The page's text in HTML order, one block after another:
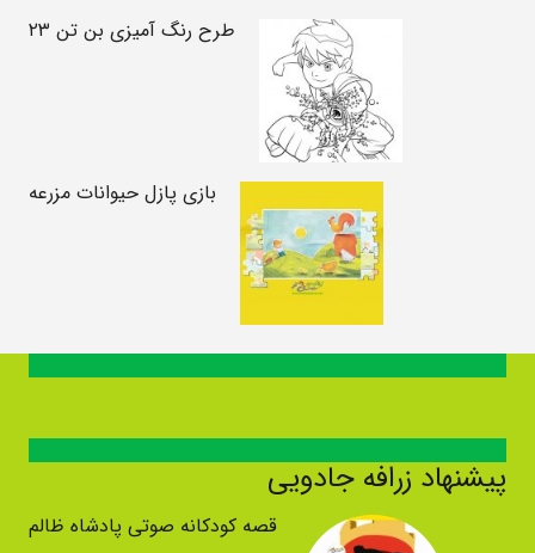
طرح رنگ آمیزی بن تن ۲۳
بازی پازل حیوانات مزرعه
پیشنهاد زرافه جادویی
قصه کودکانه صوتی پادشاه ظالم